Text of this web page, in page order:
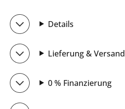
Details
Lieferung & Versand
0 % Finanzierung